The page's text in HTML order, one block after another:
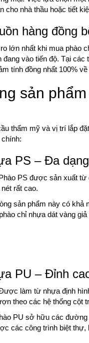
cho nhà thầu hoặc tiết
hàng đồng
lớn nhất khi mua phào
đang vào tiến độ. Tại
tính đồng nhất 100%
sản
thẩm mỹ và vị trí lắp
PS – Đa
PS được sản xuất từ
rất cao.
sản phẩm này có khả
chỉ nhựa dát vàng
PU – Đỉnh
làm từ nhựa định
theo các hệ thống cột
PU sở hữu các đường
các công trình biệt thự,